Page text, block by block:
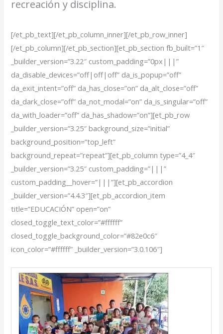
recreación y disciplina.
[/et_pb_text][/et_pb_column_inner][/et_pb_row_inner]
[/et_pb_column][/et_pb_section][et_pb_section fb_built=”1″
_builder_version=”3.22″ custom_padding=”0px|||”
da_disable_devices=”off|off|off” da_is_popup=”off”
da_exit_intent=”off” da_has_close=”on” da_alt_close=”off”
da_dark_close=”off” da_not_modal=”on” da_is_singular=”off”
da_with_loader=”off” da_has_shadow=”on”][et_pb_row
_builder_version=”3.25″ background_size=”initial”
background_position=”top_left”
background_repeat=”repeat”][et_pb_column type=”4_4″
_builder_version=”3.25″ custom_padding=”|||”
custom_padding__hover=”|||”][et_pb_accordion
_builder_version=”4.4.3″][et_pb_accordion_item
title=”EDUCACIÓN” open=”on”
closed_toggle_text_color=”#ffffff”
closed_toggle_background_color=”#82e0c6″
icon_color=”#ffffff” _builder_version=”3.0.106″]